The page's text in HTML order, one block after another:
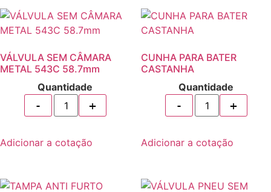
VÁLVULA SEM CÂMARA
METAL 543C 58.7mm
Quantidade
Adicionar a cotação
CUNHA PARA BATER
CASTANHA
Quantidade
Adicionar a cotação